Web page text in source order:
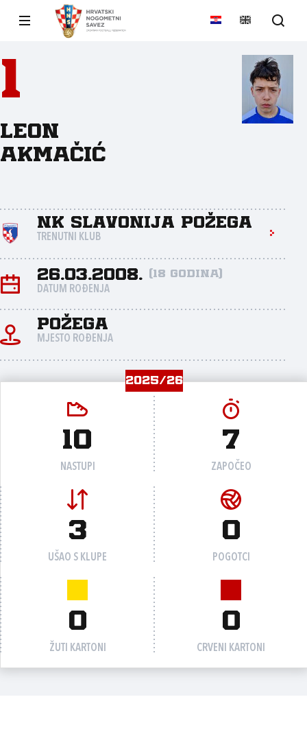
1
Leon
Akmačić
NK Slavonija Požega
TRENUTNI KLUB
26.03.2008. (18 godina)
DATUM ROĐENJA
Požega
MJESTO ROĐENJA
2025/26
10
NASTUPI
7
ZAPOČEO
3
UŠAO S KLUPE
0
POGOTCI
0
ŽUTI KARTONI
0
CRVENI KARTONI